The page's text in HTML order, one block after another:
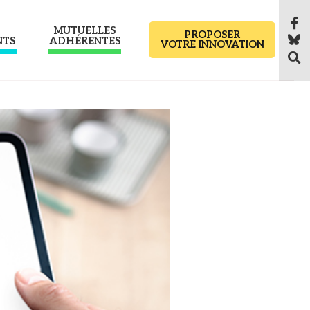
MUTUELLES
ADHÉRENTES
PROPOSER
VOTRE INNOVATION